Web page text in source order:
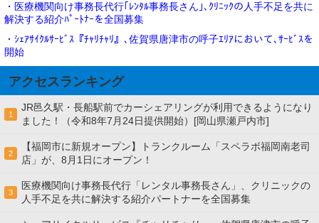
・医療機関向け事務長代行｢ﾚﾝﾀﾙ事務長さん｣､ｸﾘﾆｯｸの人手不足を共に
解決する紹介ﾊﾟｰﾄﾅｰを全国募集
・ｼｪｱｻｲｸﾙｻｰﾋﾞｽ『ﾁｬﾘﾁｬﾘ』､佐賀県唐津市の呼子ｴﾘｱにおいて､ｻｰﾋﾞｽを
開始
アクセスランキング
1
JR邑久駅・長船駅前でカーシェアリングが利用できるようになり
ました！（令和8年7月24日提供開始）[岡山県瀬戸内市]
2
【福岡市に新規オープン】トランクルーム「スペラボ福岡南老司
店」が、8月1日にオープン！
3
医療機関向け事務長代行「レンタル事務長さん」、クリニックの
人手不足を共に解決する紹介パートナーを全国募集